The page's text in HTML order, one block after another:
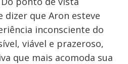
dizer que Aron esteve
inconsciente do
viável e prazeroso,
que mais acomoda sua